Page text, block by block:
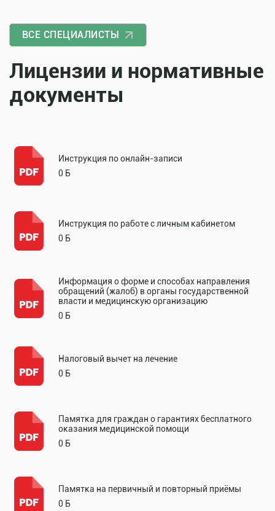
ВСЕ СПЕЦИАЛИСТЫ
Лицензии и нормативные
документы
Инструкция по онлайн-записи
0 Б
Инструкция по работе с личным кабинетом
0 Б
Информация о форме и способах направления
обращений (жалоб) в органы государственной
власти и медицинскую организацию
0 Б
Налоговый вычет на лечение
0 Б
Памятка для граждан о гарантиях бесплатного
оказания медицинской помощи
0 Б
Памятка на первичный и повторный приёмы
0 Б